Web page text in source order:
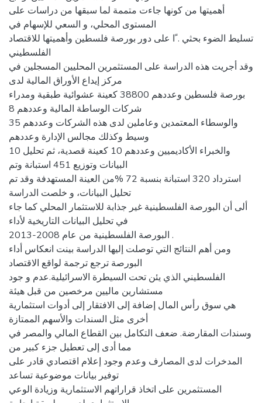
أهميتها من كونها جاءت متممة لما سبقها من دراسات على
المستوى المحلي، و السعي للإسهام في
تسليط الضوء بحثي . ًا على دور بورصة فلسطين وأهميتها للاقتصاد
الفلسطيني
وقد أجريت هذه الدراسة على المستثمرين المحليين المسجلين في
مركز إيداع الأوراق المالية لدى
بورصة فلسطين وعددهم 38800 كعينة عشوائية طبقية ومدراء
شركات الوساطة المالية وعددهم 8
والوسطاء المعتمدين وعاملين لدى هذه الشركات وعددهم 35
وسيط وكذلك مجالس الإدارة وعددهم
10 والخبراء الأكاديميين وعددهم 10 كعينة قصدية، ثم تحليل
البيانات وتوزيع 451 استبانة وتم
استرداد 320 استبانة بنسبة 72 %من العينة المستهدفة وقد تم
تحليل البيانات، و خلصت الدراسة
ألى أن البورصة الفلسطينية غير جذابة للاستثمار المحلي كما جاء
في تحليل البيانات التاريخية لأداء
البورصة الفلسطينية من عام 2008-2013 .
ومن أهم النتائج التي توصلت إليها الدراسة بينت انعكاس أداء
البورصة ترجع ترجمة لواقع الاقتصاد
الفلسطيني الذي يئن تحت السيطرة الاسرائيلية.عدم و جود
مستشارين ماليين مرخصين من قبل هيئة
هي سوق رأس المال إضافة إلى الافتقار إلى أدوات استثمارية
أخرى مثل السندات والأسهم الممتازة
وسندات المقارضة. ضعف التكامل بين القطاع المالي والمصر في
مما أدى إلى تعطيل جزء كبير من
المدخرات لدى المصارف وعدم وجود إعلام اقتصادي قادر على
توفير بيانات موضوعية تساعد
المستثمرين على اتخاذ قراراتهم الاستثمارية وزيادة الوعي